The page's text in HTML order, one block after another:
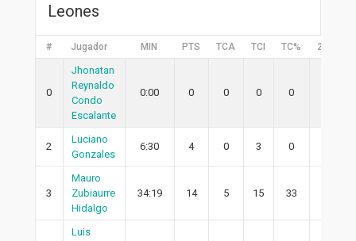
Leones
# Jugador MIN PTS TCA TCI TC% 2PA
0
Jhonatan
Reynaldo
Condo
Escalante
0:00 0 0 0 0
2
Luciano
Gonzales
6:30 4 0 3 0
3
Mauro
Zubiaurre
Hidalgo
34:19 14 5 15 33
Luis